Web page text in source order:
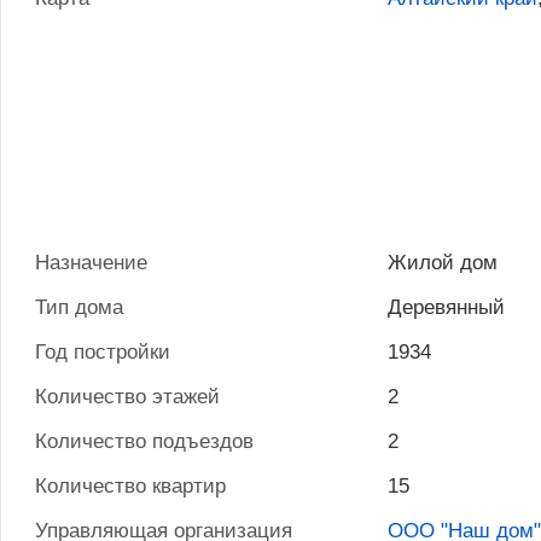
Назначение
Жилой дом
Тип дома
Деревянный
Год постройки
1934
Количество этажей
2
Количество подъездов
2
Количество квартир
15
Управляющая организация
ООО "Наш дом"